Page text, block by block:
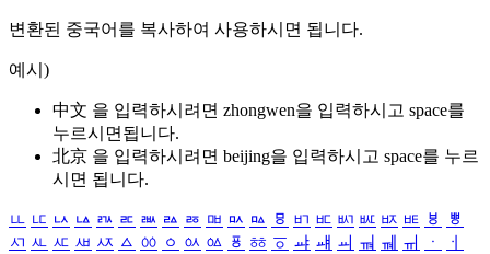
변환된 중국어를 복사하여 사용하시면 됩니다.
예시)
中文 을 입력하시려면 zhongwen을 입력하시고 space를
누르시면됩니다.
北京 을 입력하시려면 beijing을 입력하시고 space를 누르
시면 됩니다.
ㅥ ㅦ ㅧ ㅨ ㅩ ㅪ ㅫ ㅬ ㅭ ㅮ ㅯ ㅰ ㅱ ㅲ ㅳ ㅴ ㅵ ㅶ ㅷ ㅸ
ㅹ
ㅺ ㅻ ㅼ ㅽ ㅾ ㅿ ㆀ ㆁ ㆂ ㆃ ㆄ ㆅ ㆆ ㆇ ㆈ ㆉ ㆊ ㆋ ㆌ ㆍ
ㆎ